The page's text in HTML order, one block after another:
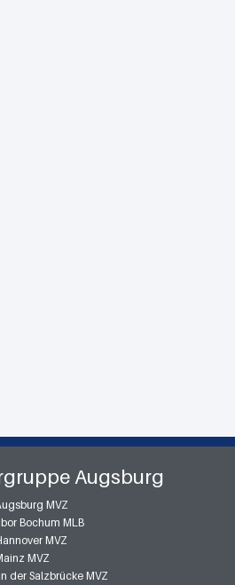
Augsburg
MVZ
Bochum MLB
MVZ
MVZ
der Salzbrücke MVZ